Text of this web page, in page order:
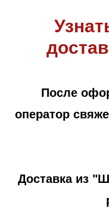
После
оператор
Доставка из